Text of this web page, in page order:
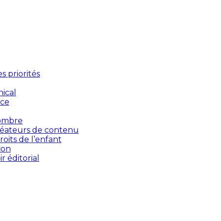
priorités
de contenu
de l’enfant
éditorial